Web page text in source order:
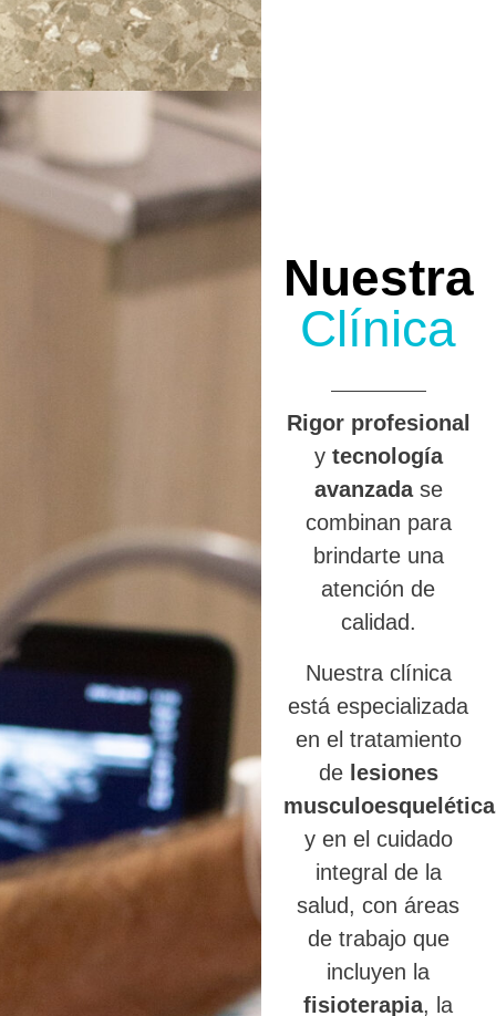
Nuestra
Clínica
Rigor profesional
y tecnología
avanzadase
combinan para
brindarte una
atención de
calidad.
Nuestra clínica
está especializada
en el tratamiento
de lesiones
y en el cuidado
integral de la
salud, con áreas
de trabajo que
incluyen la
fisioterapia, la